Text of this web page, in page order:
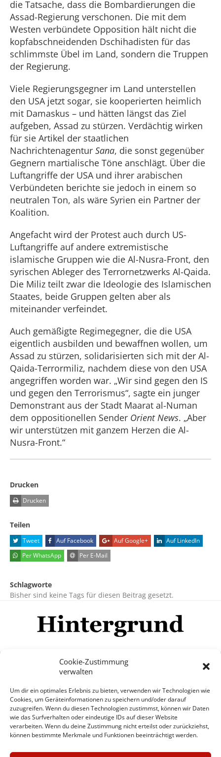
Cookie-Zustimmung
verwalten
Um dir ein optimales Erlebnis zu bieten, verwenden wir Technologien wie
Cookies, um Geräteinformationen zu speichern und/oder darauf
zuzugreifen. Wenn du diesen Technologien zustimmst, können wir Daten
wie das Surfverhalten oder eindeutige IDs auf dieser Website
verarbeiten. Wenn du deine Zustimmung nicht erteilst oder zurückziehst,
können bestimmte Merkmale und Funktionen beeinträchtigt werden.
die Tatsache, dass die Bombardierungen die
Assad-Regierung verschonen. Die mit dem
Westen verbündete Opposition hält nicht die
kopfabschneidenden Dschihadisten für das
schlimmste Übel im Land, sondern die Truppen
der Regierung.
Viele Regierungsgegner im Land unterstellen
den USA jetzt sogar, sie kooperierten heimlich
mit Damaskus – und hätten längst das Ziel
aufgeben, Assad zu stürzen. Verdächtig wirken
für sie Artikel der staatlichen
Nachrichtenagentur Sana, die sonst gegenüber
Gegnern martialische Töne anschlägt. Über die
Luftangriffe der USA und ihrer arabischen
Verbündeten berichte sie jedoch in einem so
neutralen Ton, als wäre Syrien ein Partner der
Koalition.
Angefacht wird der Protest auch durch US-
Luftangriffe auf andere extremistische
islamische Gruppen wie die Al-Nusra-Front, den
syrischen Ableger des Terrornetzwerks Al-Qaida.
Die Miliz teilt zwar die Ideologie des Islamischen
Staates, beide Gruppen gelten aber als
miteinander verfeindet.
Auch gemäßigte Regimegegner, die die USA
eigentlich ausbilden und bewaffnen wollen, um
Assad zu stürzen, solidarisierten sich mit der Al-
Qaida-Terrormiliz, nachdem diese von den USA
angegriffen worden war. „Wir sind gegen den IS
und gegen den Terrorismus“, sagte ein junger
Demonstrant aus der Stadt Maarat al-Numan
dem oppositionellen Sender Orient News. „Aber
wir unterstützen mit ganzem Herzen die Al-
Nusra-Front.“
Drucken
Drucken
Teilen
Tweet Auf Facebook Auf Google+
Auf LinkedIn
Per WhatsApp
Per E-Mail
Schlagworte
Bisher sind keine Tags für diesen Beitrag gesetzt.
Mehr
© Copyright Hintergrund.de, 2015 - 2026
Zum Newsletter jetzt kostenlos